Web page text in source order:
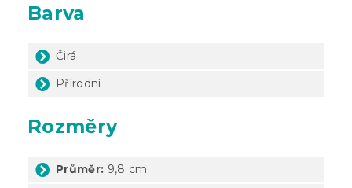
Barva
Čirá
Přírodní
Rozměry
Průměr: 9,8 cm